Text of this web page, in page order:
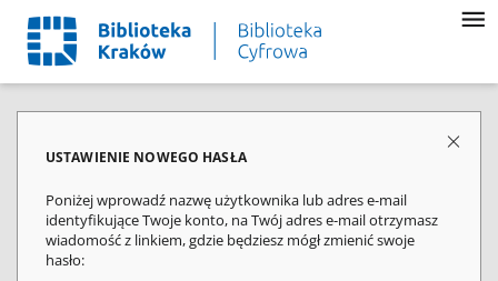
USTAWIENIE NOWEGO HASŁA
Poniżej wprowadź nazwę użytkownika lub adres e-mail
identyfikujące Twoje konto, na Twój adres e-mail otrzymasz
wiadomość z linkiem, gdzie będziesz mógł zmienić swoje
hasło: